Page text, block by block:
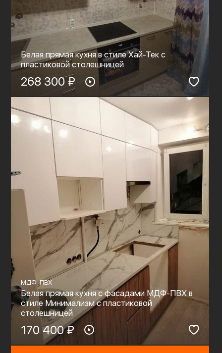
Белая прямая кухня в стиле Хай-Тек с
пластиковой столешницей
268 300 ₽
МДФ-ПВХ
Белая прямая кухня с фасадами МДФ-ПВХ в
стиле Минимализм с пластиковой
столешницей
170 400 ₽